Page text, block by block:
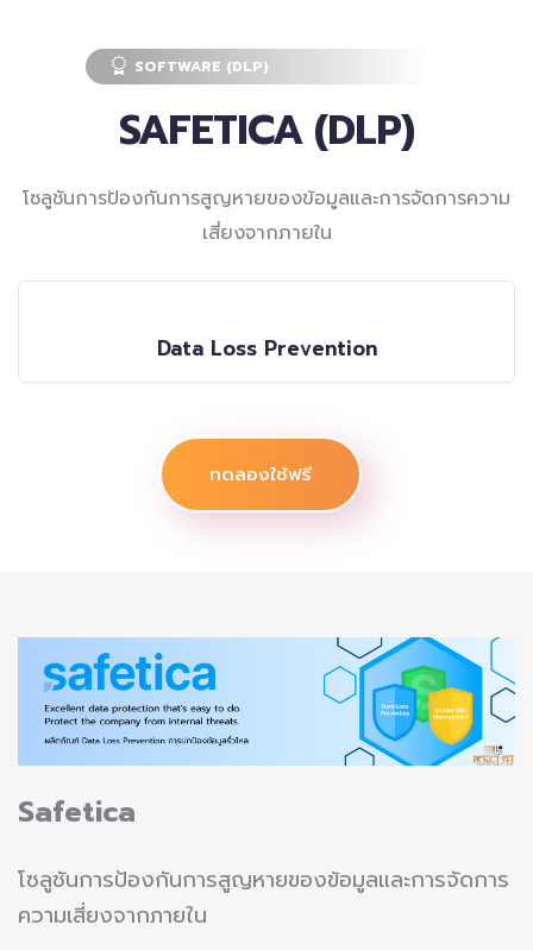
SOFTWARE (DLP)
SAFETICA (DLP)
โซลูชันการป้องกันการสูญหายของข้อมูลและการจัดการความ
เสี่ยงจากภายใน
Data Loss Prevention
ทดลองใช้ฟรี
Safetica
โซลูชันการป้องกันการสูญหายของข้อมูลและการจัดการ
ความเสี่ยงจากภายใน